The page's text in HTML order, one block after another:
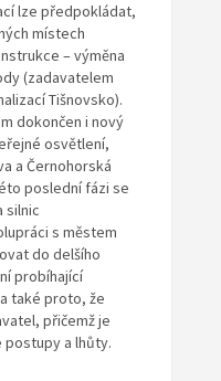
lze předpokládat,
místech
– výměna
(zadavatelem
Tišnovsko).
dokončen i nový
osvětlení,
a Černohorská
poslední fázi se
silnic
s městem
do delšího
probíhající
také proto, že
přičemž je
a lhůty.